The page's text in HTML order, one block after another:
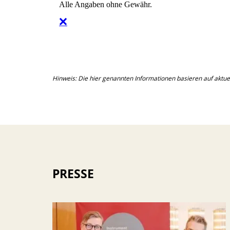
Hinweis: Die hier genannten Informationen basieren auf
PRESSE